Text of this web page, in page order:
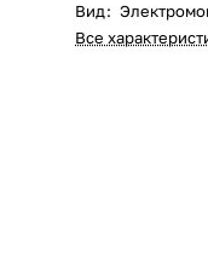
Вид:
Все